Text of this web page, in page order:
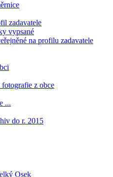
zadavatele
vypsané
na profilu zadavatele
z obce
...
do r. 2015
Osek